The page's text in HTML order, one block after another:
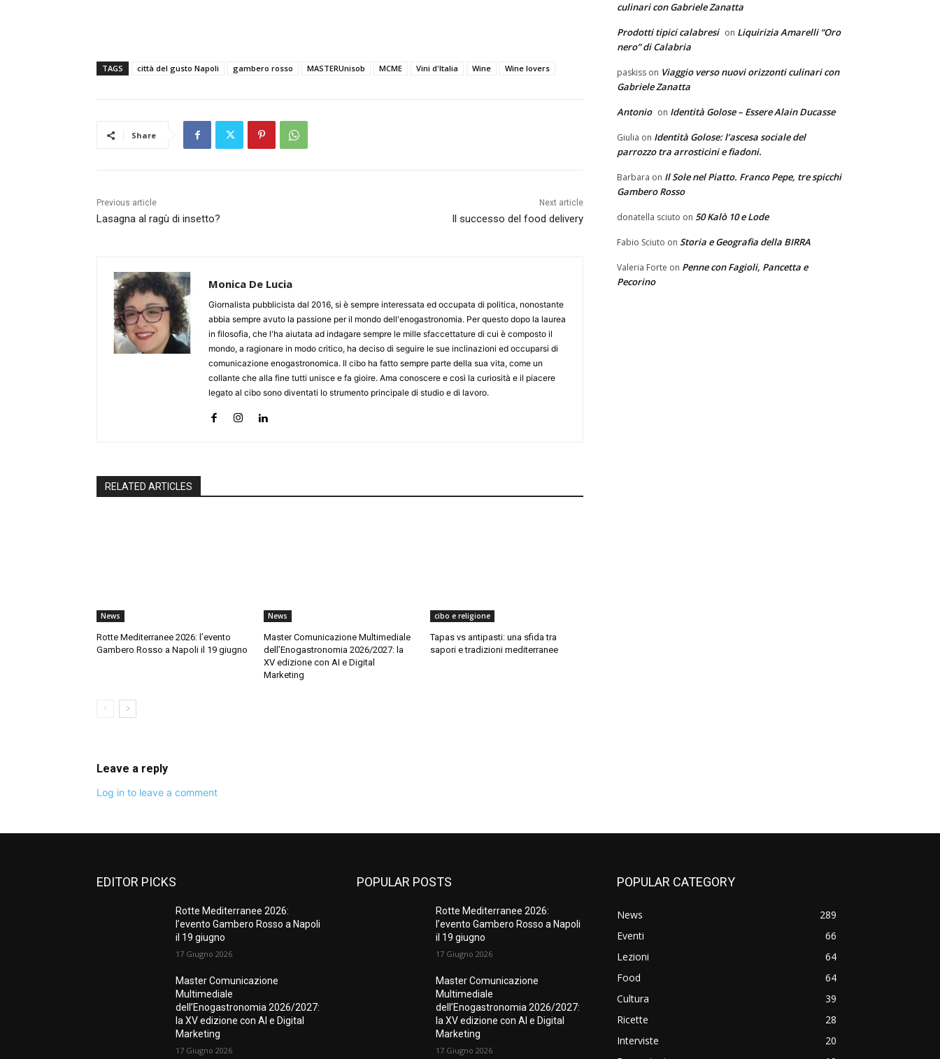
TAGS città del gusto Napoli gambero rosso MASTERUnisob MCME Vini d'Italia Wine Wine lovers
Share
Previous article
Lasagna al ragù di insetto?
Next article
Il successo del food delivery
Monica De Lucia
Giornalista pubblicista dal 2016, si è sempre interessata ed occupata di politica, nonostante
abbia sempre avuto la passione per il mondo dell'enogastronomia. Per questo dopo la laurea
in filosofia, che l'ha aiutata ad indagare sempre le mille sfaccettature di cui è composto il
mondo, a ragionare in modo critico, ha deciso di seguire le sue inclinazioni ed occuparsi di
comunicazione enogastronomica. Il cibo ha fatto sempre parte della sua vita, come un
collante che alla fine tutti unisce e fa gioire. Ama conoscere e così la curiosità e il piacere
legato al cibo sono diventati lo strumento principale di studio e di lavoro.
RELATED ARTICLES
News
Rotte Mediterranee 2026: l’evento
Gambero Rosso a Napoli il 19 giugno
News
Master Comunicazione Multimediale
dell’Enogastronomia 2026/2027: la
XV edizione con AI e Digital
Marketing
cibo e religione
Tapas vs antipasti: una sfida tra
sapori e tradizioni mediterranee
Leave a reply
Log in to leave a comment
culinari con Gabriele Zanatta
Prodotti tipici calabresi on Liquirizia Amarelli “Oro
nero” di Calabria
paskiss on Viaggio verso nuovi orizzonti culinari con
Gabriele Zanatta
Antonio on Identità Golose – Essere Alain Ducasse
Giulia on Identità Golose: l’ascesa sociale del
parrozzo tra arrosticini e fiadoni.
Barbara on Il Sole nel Piatto. Franco Pepe, tre spicchi
Gambero Rosso
donatella sciuto on 50 Kalò 10 e Lode
Fabio Sciuto on Storia e Geografia della BIRRA
Valeria Forte on Penne con Fagioli, Pancetta e
Pecorino
EDITOR PICKS
Rotte Mediterranee 2026:
l’evento Gambero Rosso a Napoli
il 19 giugno
17 Giugno 2026
Master Comunicazione
Multimediale
dell’Enogastronomia 2026/2027:
la XV edizione con AI e Digital
Marketing
17 Giugno 2026
POPULAR POSTS
Rotte Mediterranee 2026:
l’evento Gambero Rosso a Napoli
il 19 giugno
17 Giugno 2026
Master Comunicazione
Multimediale
dell’Enogastronomia 2026/2027:
la XV edizione con AI e Digital
Marketing
17 Giugno 2026
POPULAR CATEGORY
News
289
Eventi
66
Lezioni
64
Food
64
Cultura
39
Ricette
28
Interviste
20